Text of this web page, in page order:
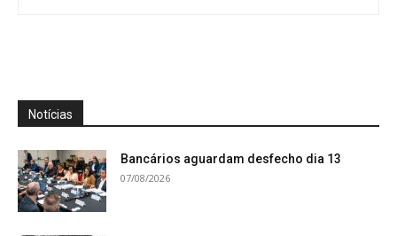
Notícias
Bancários aguardam desfecho dia 13
07/08/2026